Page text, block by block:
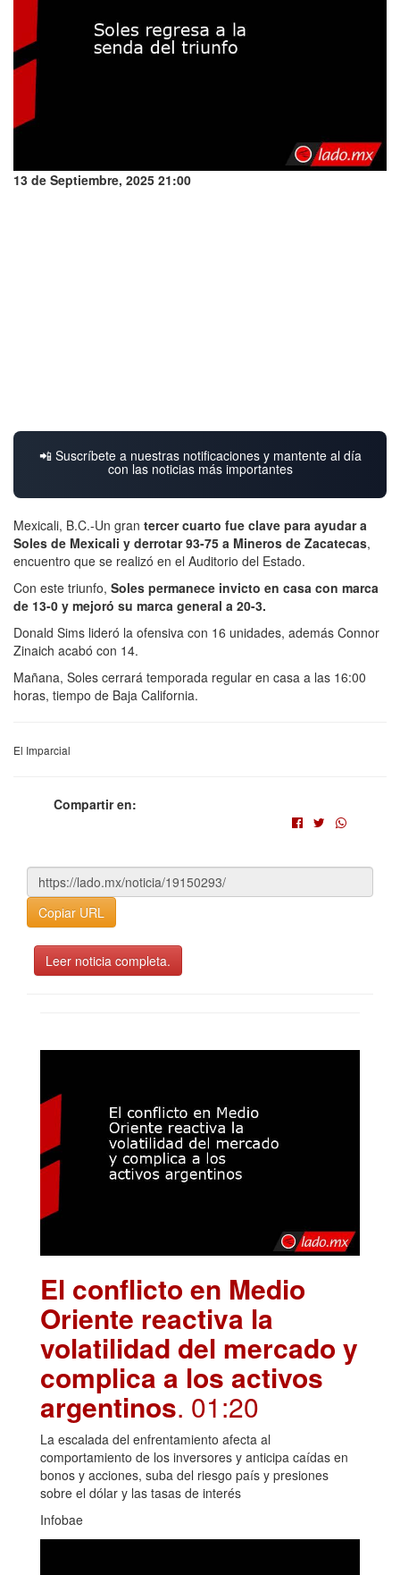
13 de Septiembre, 2025 21:00
📲 Suscríbete a nuestras notificaciones y mantente al día
con las noticias más importantes
Mexicali, B.C.-Un gran tercer cuarto fue clave para ayudar a
Soles de Mexicali y derrotar 93-75 a Mineros de Zacatecas,
encuentro que se realizó en el Auditorio del Estado.
Con este triunfo, Soles permanece invicto en casa con marca
de 13-0 y mejoró su marca general a 20-3.
Donald Sims lideró la ofensiva con 16 unidades, además Connor
Zinaich acabó con 14.
Mañana, Soles cerrará temporada regular en casa a las 16:00
horas, tiempo de Baja California.
El Imparcial
Compartir en:
Copiar URL
Leer noticia completa.
El conflicto en Medio
Oriente reactiva la
volatilidad del mercado y
complica a los activos
argentinos. 01:20
La escalada del enfrentamiento afecta al
comportamiento de los inversores y anticipa caídas en
bonos y acciones, suba del riesgo país y presiones
sobre el dólar y las tasas de interés
Infobae